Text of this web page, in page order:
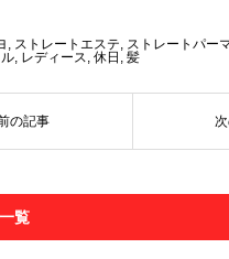
ストレートエステ ストレートパー
, レディース 休日 髪
覧